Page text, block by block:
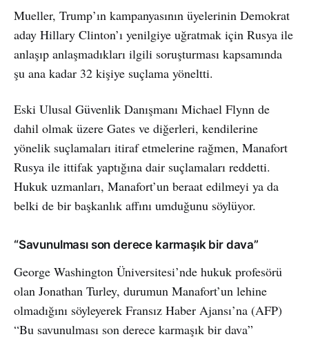
Mueller, Trump’ın kampanyasının üyelerinin Demokrat
aday Hillary Clinton’ı yenilgiye uğratmak için Rusya ile
anlaşıp anlaşmadıkları ilgili soruşturması kapsamında
şu ana kadar 32 kişiye suçlama yöneltti.
Eski Ulusal Güvenlik Danışmanı Michael Flynn de
dahil olmak üzere Gates ve diğerleri, kendilerine
yönelik suçlamaları itiraf etmelerine rağmen, Manafort
Rusya ile ittifak yaptığına dair suçlamaları reddetti.
Hukuk uzmanları, Manafort’un beraat edilmeyi ya da
belki de bir başkanlık affını umduğunu söylüyor.
“Savunulması son derece karmaşık bir dava”
George Washington Üniversitesi’nde hukuk profesörü
olan Jonathan Turley, durumun Manafort’un lehine
olmadığını söyleyerek Fransız Haber Ajansı’na (AFP)
“Bu savunulması son derece karmaşık bir dava”